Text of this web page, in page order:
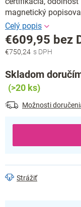
magnetický
€750,24
€609,95 bez
Jednotková
Skladom
(>20 ks)
Možnosti
Strážiť